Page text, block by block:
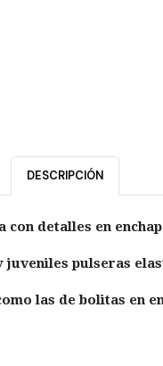
DESCRIPCIÓN
detalles en
pulseras
las de bolitas en